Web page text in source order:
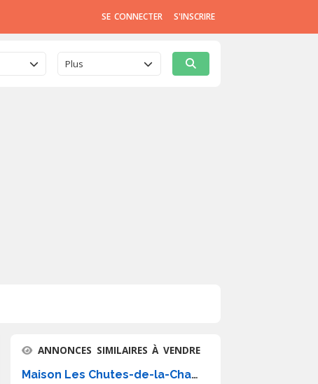
SE CONNECTER S'INSCRIRE
Plus
ANNONCES SIMILAIRES À VENDRE
Maison Les Chutes-de-la-Chaudière-Ouest (Lévis) À Vendre